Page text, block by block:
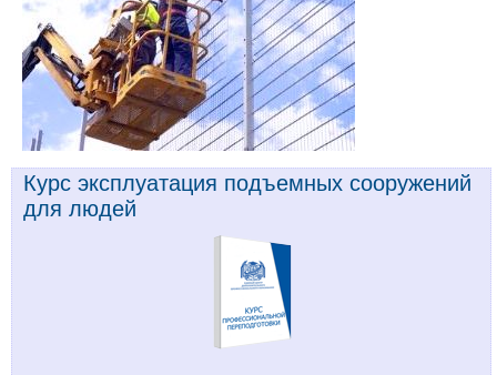
Курс эксплуатация подъемных сооружений
для людей